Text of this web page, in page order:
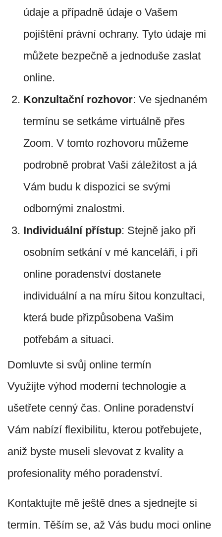
údaje a případně údaje o Vašem
pojištění právní ochrany. Tyto údaje mi
můžete bezpečně a jednoduše zaslat
online.
Konzultační rozhovor: Ve sjednaném
termínu se setkáme virtuálně přes
Zoom. V tomto rozhovoru můžeme
podrobně probrat Vaši záležitost a já
Vám budu k dispozici se svými
odbornými znalostmi.
Individuální přístup: Stejně jako při
osobním setkání v mé kanceláři, i při
online poradenství dostanete
individuální a na míru šitou konzultaci,
která bude přizpůsobena Vašim
potřebám a situaci.
Domluvte si svůj online termín
Využijte výhod moderní technologie a
ušetřete cenný čas. Online poradenství
Vám nabízí flexibilitu, kterou potřebujete,
aniž byste museli slevovat z kvality a
profesionality mého poradenství.
Kontaktujte mě ještě dnes a sjednejte si
termín. Těším se, až Vás budu moci online